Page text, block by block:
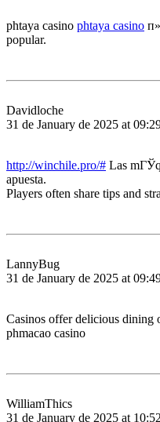
phtaya casino phtaya casino
popular.
Davidloche
31 de January de 2025 at
http://winchile.pro/# Las
apuesta.
Players often share tips and
LannyBug
31 de January de 2025 at
Casinos offer delicious dining
phmacao casino
WilliamThics
31 de January de 2025 at 10:52